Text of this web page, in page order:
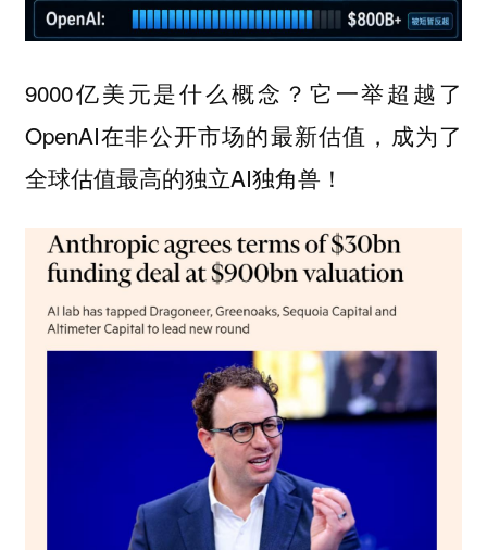
9000亿美元是什么概念？它一举超越了
OpenAI在非公开市场的最新估值，成为了
全球估值最高的独立AI独角兽！